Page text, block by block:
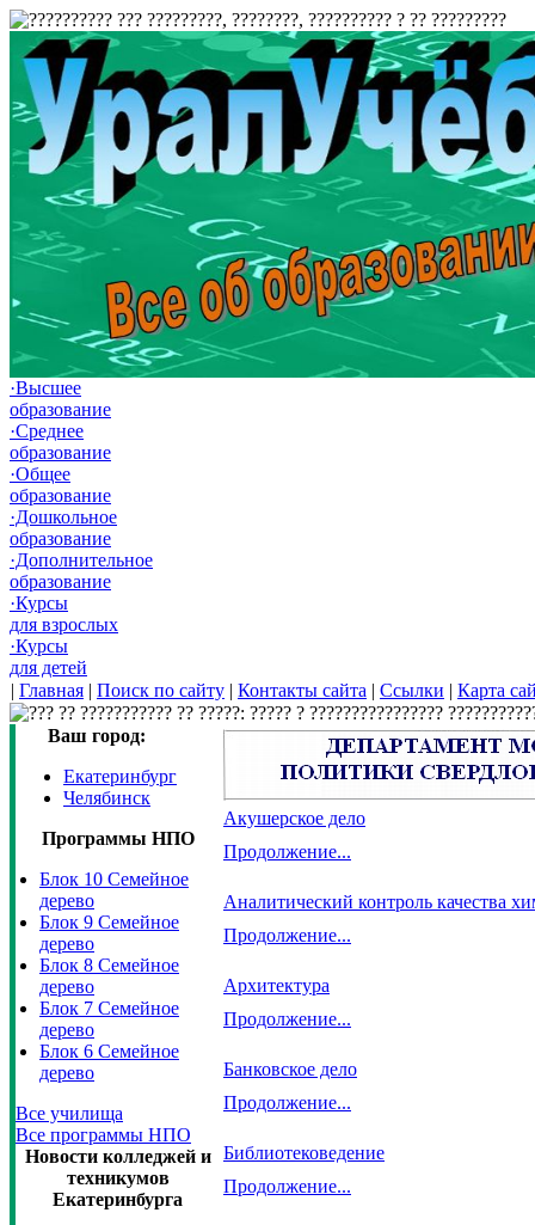
·Высшее
образование
·Среднее
образование
·Общее
образование
·Дошкольное
образование
·Дополнительное
образование
·Курсы
для взрослых
·Курсы
для детей
| Главная | Поиск по сайту | Контакты сайта | Ссылки | Карта
Ваш город:
Екатеринбург
Челябинск
Программы НПО
Блок 10 Семейное
дерево
Блок 9 Семейное
дерево
Блок 8 Семейное
дерево
Блок 7 Семейное
дерево
Блок 6 Семейное
дерево
Все училища
Все программы НПО
Новости колледжей и
техникумов
Екатеринбурга
Акушерское дело
Продолжение...
Аналитический контроль качества
Продолжение...
Архитектура
Продолжение...
Банковское дело
Продолжение...
Библиотековедение
Продолжение...